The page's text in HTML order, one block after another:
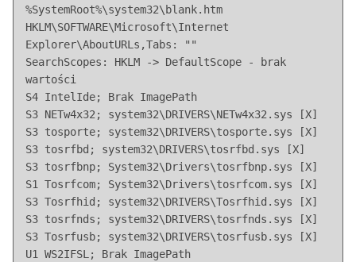
%SystemRoot%\system32\blank.htm
HKLM\SOFTWARE\Microsoft\Internet
Explorer\AboutURLs,Tabs: ""
SearchScopes: HKLM -> DefaultScope - brak
wartości
S4 IntelIde; Brak ImagePath
S3 NETw4x32; system32\DRIVERS\NETw4x32.sys [X]
S3 tosporte; system32\DRIVERS\tosporte.sys [X]
S3 tosrfbd; system32\DRIVERS\tosrfbd.sys [X]
S3 tosrfbnp; System32\Drivers\tosrfbnp.sys [X]
S1 Tosrfcom; System32\Drivers\tosrfcom.sys [X]
S3 Tosrfhid; system32\DRIVERS\Tosrfhid.sys [X]
S3 tosrfnds; system32\DRIVERS\tosrfnds.sys [X]
S3 Tosrfusb; system32\DRIVERS\tosrfusb.sys [X]
U1 WS2IFSL; Brak ImagePath